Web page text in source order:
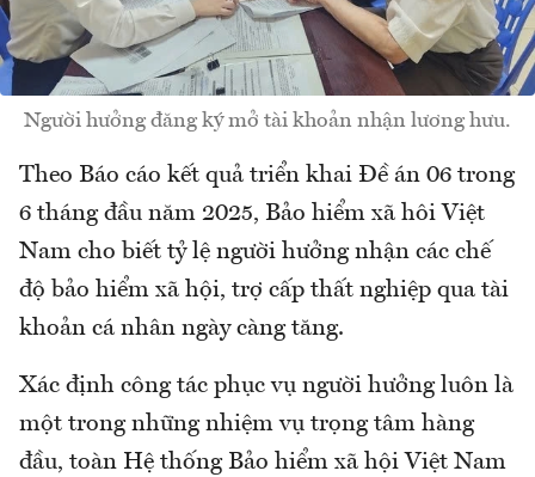
Người hưởng đăng ký mở tài khoản nhận lương hưu.
Theo Báo cáo kết quả triển khai Đề án 06 trong
6 tháng đầu năm 2025, Bảo hiểm xã hôi Việt
Nam cho biết tỷ lệ người hưởng nhận các chế
độ bảo hiểm xã hội, trợ cấp thất nghiệp qua tài
khoản cá nhân ngày càng tăng.
Xác định công tác phục vụ người hưởng luôn là
một trong những nhiệm vụ trọng tâm hàng
đầu, toàn Hệ thống Bảo hiểm xã hội Việt Nam